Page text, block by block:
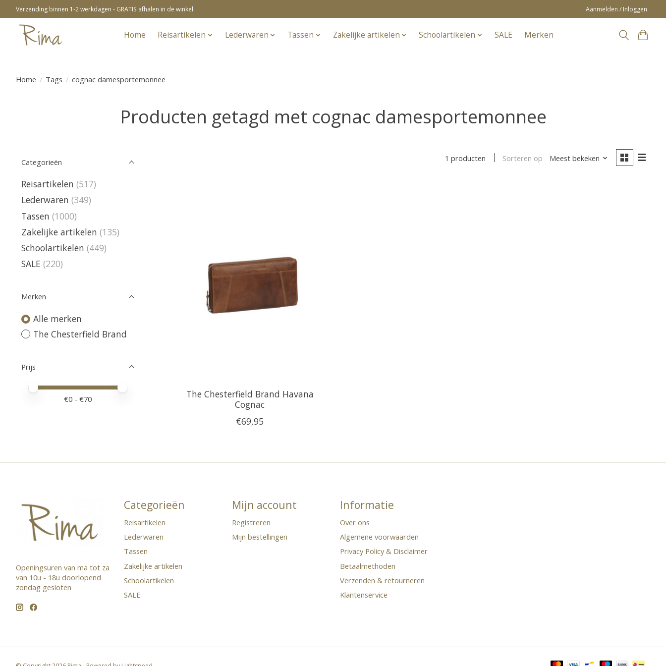
Verzending binnen 1-2 werkdagen - GRATIS afhalen in de winkel Aanmelden / Inloggen
Home Reisartikelen Lederwaren Tassen Zakelijke artikelen Schoolartikelen SALE Merken
Home / Tags / cognac damesportemonnee
Producten getagd met cognac damesportemonnee
Categorieën
Reisartikelen (517)
Lederwaren (349)
Tassen (1000)
Zakelijke artikelen (135)
Schoolartikelen (449)
SALE (220)
Merken
Alle merken
The Chesterfield Brand
Prijs
Minimale prijswaarde
Price maximum value
€0 - €70
1 producten Sorteren op Meest bekeken
The Chesterfield Brand Havana
Cognac
€69,95
Openingsuren van ma tot za
van 10u - 18u doorlopend ​
zondag gesloten
Categorieën
Reisartikelen
Lederwaren
Tassen
Zakelijke artikelen
Schoolartikelen
SALE
Mijn account
Registreren
Mijn bestellingen
Informatie
Over ons
Algemene voorwaarden
Privacy Policy & Disclaimer
Betaalmethoden
Verzenden & retourneren
Klantenservice